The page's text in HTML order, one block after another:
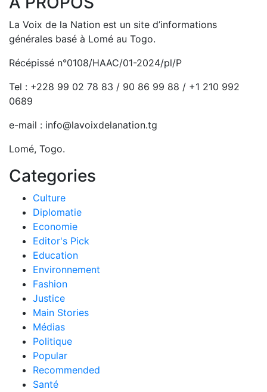
La Voix de la Nation est un site d’informations
générales basé à Lomé au Togo.
Récépissé n°0108/HAAC/01-2024/pl/P
Tel : +228 99 02 78 83 / 90 86 99 88 / +1 210 992
0689
e-mail : info@lavoixdelanation.tg
Lomé, Togo.
Categories
Culture
Diplomatie
Economie
Editor's Pick
Education
Environnement
Fashion
Justice
Main Stories
Médias
Politique
Popular
Recommended
Santé